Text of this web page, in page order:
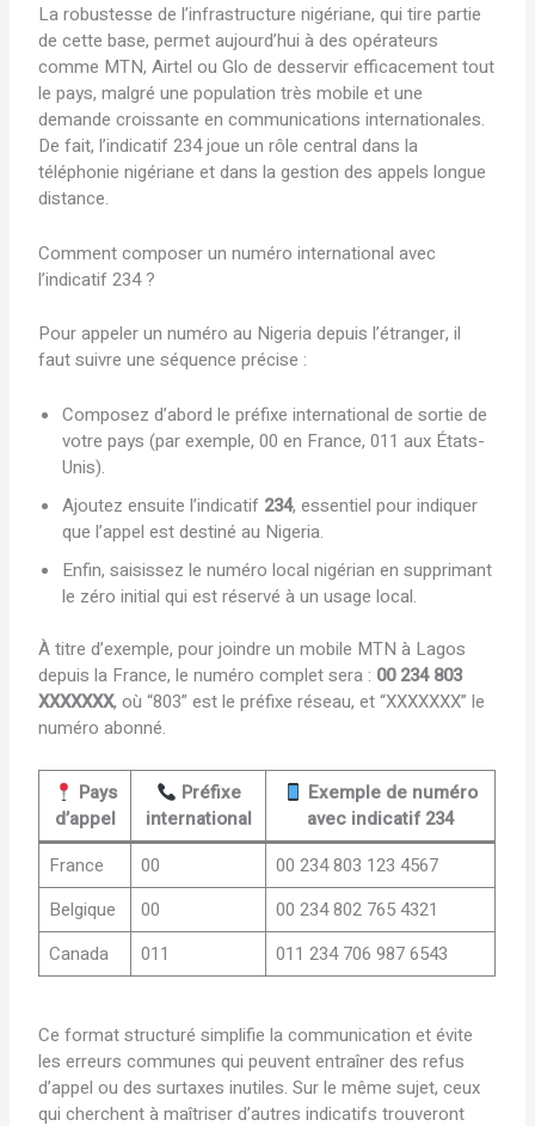
La robustesse de l’infrastructure nigériane, qui tire partie
de cette base, permet aujourd’hui à des opérateurs
comme MTN, Airtel ou Glo de desservir efficacement tout
le pays, malgré une population très mobile et une
demande croissante en communications internationales.
De fait, l’indicatif 234 joue un rôle central dans la
téléphonie nigériane et dans la gestion des appels longue
distance.
Comment composer un numéro international avec
l’indicatif 234 ?
Pour appeler un numéro au Nigeria depuis l’étranger, il
faut suivre une séquence précise :
Composez d’abord le préfixe international de sortie de
votre pays (par exemple, 00 en France, 011 aux États-
Unis).
Ajoutez ensuite l’indicatif 234, essentiel pour indiquer
que l’appel est destiné au Nigeria.
Enfin, saisissez le numéro local nigérian en supprimant
le zéro initial qui est réservé à un usage local.
À titre d’exemple, pour joindre un mobile MTN à Lagos
depuis la France, le numéro complet sera : 00 234 803
XXXXXXX, où “803” est le préfixe réseau, et “XXXXXXX” le
numéro abonné.
Pays
d’appel
Préfixe
international
Exemple de numéro
avec indicatif 234
France
00
00 234 803 123 4567
Belgique
00
00 234 802 765 4321
Canada
011 011 234 706 987 6543
Ce format structuré simplifie la communication et évite
les erreurs communes qui peuvent entraîner des refus
d’appel ou des surtaxes inutiles. Sur le même sujet, ceux
qui cherchent à maîtriser d’autres indicatifs trouveront